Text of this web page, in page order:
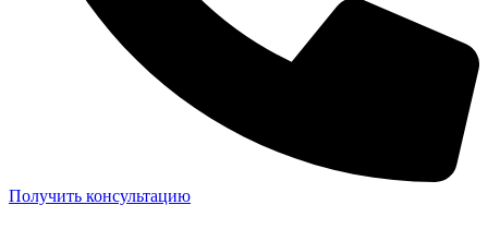
Получить консультацию